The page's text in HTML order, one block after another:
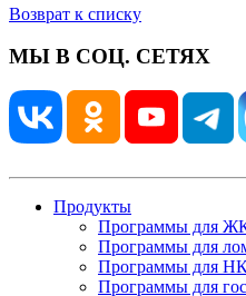
Возврат к списку
МЫ В СОЦ. СЕТЯХ
Продукты
Программы для
Программы для
Программы для
Программы для